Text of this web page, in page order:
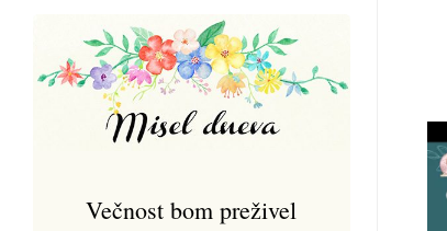
Večnost bom preživel